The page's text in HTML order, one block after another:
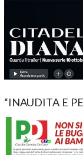
“INAUDITA E